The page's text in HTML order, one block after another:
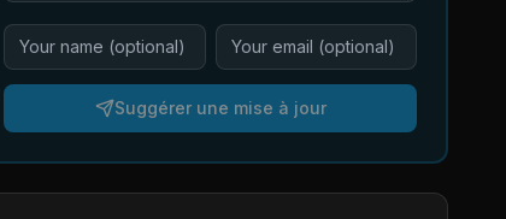
Suggérer une mise à jour